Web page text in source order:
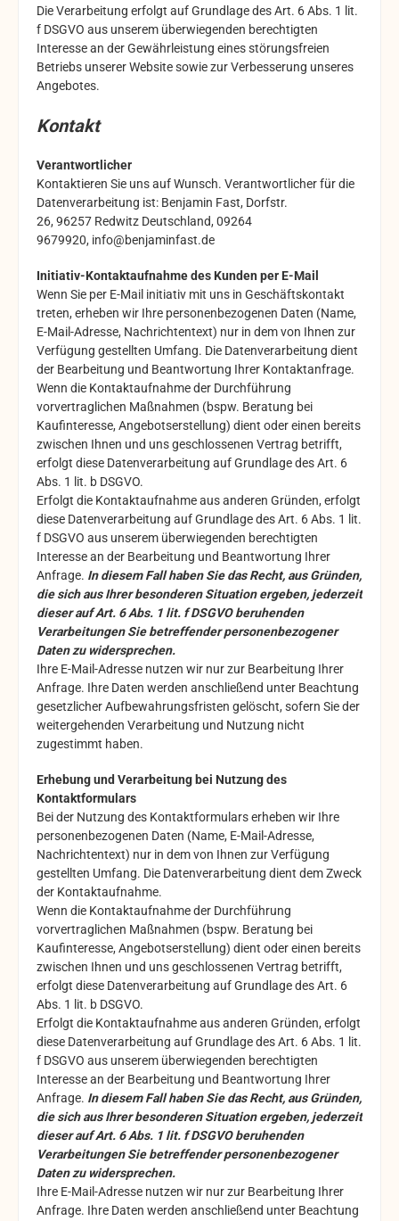
Die Verarbeitung erfolgt auf Grundlage des Art. 6 Abs. 1 lit.
f DSGVO aus unserem überwiegenden berechtigten
Interesse an der Gewährleistung eines störungsfreien
Betriebs unserer Website sowie zur Verbesserung unseres
Angebotes.
Kontakt
Verantwortlicher
Kontaktieren Sie uns auf Wunsch. Verantwortlicher für die
Datenverarbeitung ist: Benjamin Fast, Dorfstr.
26, 96257 Redwitz Deutschland, 09264
9679920, info@benjaminfast.de
Initiativ-Kontaktaufnahme des Kunden per E-Mail
Wenn Sie per E-Mail initiativ mit uns in Geschäftskontakt
treten, erheben wir Ihre personenbezogenen Daten (Name,
E-Mail-Adresse, Nachrichtentext) nur in dem von Ihnen zur
Verfügung gestellten Umfang. Die Datenverarbeitung dient
der Bearbeitung und Beantwortung Ihrer Kontaktanfrage.
Wenn die Kontaktaufnahme der Durchführung
vorvertraglichen Maßnahmen (bspw. Beratung bei
Kaufinteresse, Angebotserstellung) dient oder einen bereits
zwischen Ihnen und uns geschlossenen Vertrag betrifft,
erfolgt diese Datenverarbeitung auf Grundlage des Art. 6
Abs. 1 lit. b DSGVO.
Erfolgt die Kontaktaufnahme aus anderen Gründen, erfolgt
diese Datenverarbeitung auf Grundlage des Art. 6 Abs. 1 lit.
f DSGVO aus unserem überwiegenden berechtigten
Interesse an der Bearbeitung und Beantwortung Ihrer
Anfrage. In diesem Fall haben Sie das Recht, aus Gründen,
die sich aus Ihrer besonderen Situation ergeben, jederzeit
dieser auf Art. 6 Abs. 1 lit. f DSGVO beruhenden
Verarbeitungen Sie betreffender personenbezogener
Daten zu widersprechen.
Ihre E-Mail-Adresse nutzen wir nur zur Bearbeitung Ihrer
Anfrage. Ihre Daten werden anschließend unter Beachtung
gesetzlicher Aufbewahrungsfristen gelöscht, sofern Sie der
weitergehenden Verarbeitung und Nutzung nicht
zugestimmt haben.
Erhebung und Verarbeitung bei Nutzung des
Kontaktformulars
Bei der Nutzung des Kontaktformulars erheben wir Ihre
personenbezogenen Daten (Name, E-Mail-Adresse,
Nachrichtentext) nur in dem von Ihnen zur Verfügung
gestellten Umfang. Die Datenverarbeitung dient dem Zweck
der Kontaktaufnahme.
Wenn die Kontaktaufnahme der Durchführung
vorvertraglichen Maßnahmen (bspw. Beratung bei
Kaufinteresse, Angebotserstellung) dient oder einen bereits
zwischen Ihnen und uns geschlossenen Vertrag betrifft,
erfolgt diese Datenverarbeitung auf Grundlage des Art. 6
Abs. 1 lit. b DSGVO.
Erfolgt die Kontaktaufnahme aus anderen Gründen, erfolgt
diese Datenverarbeitung auf Grundlage des Art. 6 Abs. 1 lit.
f DSGVO aus unserem überwiegenden berechtigten
Interesse an der Bearbeitung und Beantwortung Ihrer
Anfrage. In diesem Fall haben Sie das Recht, aus Gründen,
die sich aus Ihrer besonderen Situation ergeben, jederzeit
dieser auf Art. 6 Abs. 1 lit. f DSGVO beruhenden
Verarbeitungen Sie betreffender personenbezogener
Daten zu widersprechen.
Ihre E-Mail-Adresse nutzen wir nur zur Bearbeitung Ihrer
Anfrage. Ihre Daten werden anschließend unter Beachtung